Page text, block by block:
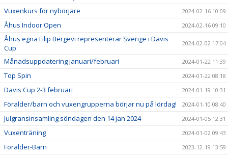
Vuxenkurs för nybörjare 2024-02-16 10:09
Åhus Indoor Open 2024-02-16 09:10
Åhus egna Filip Bergevi representerar Sverige i Davis
Cup
2024-02-02 17:04
Månadsuppdatering januari/februari 2024-01-22 11:39
Top Spin 2024-01-22 08:18
Davis Cup 2-3 februari 2024-01-19 10:31
Förälder/barn och vuxengrupperna börjar nu på lördag! 2024-01-10 08:40
Julgransinsamling söndagen den 14 jan 2024 2024-01-05 12:31
Vuxenträning 2024-01-02 09:43
Förälder-Barn 2023-12-19 13:59